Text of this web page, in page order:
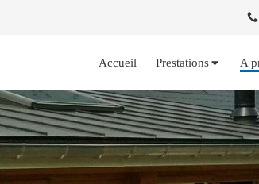
Accueil Prestations A